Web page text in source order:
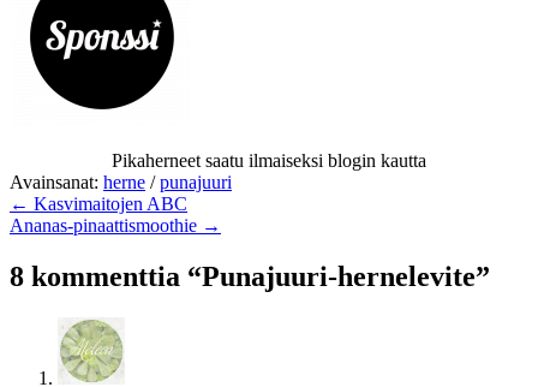
Pikaherneet saatu ilmaiseksi blogin kautta
Avainsanat: herne /punajuuri
← Kasvimaitojen ABC
Ananas-pinaattismoothie →
8 kommenttia “Punajuuri-hernelevite”